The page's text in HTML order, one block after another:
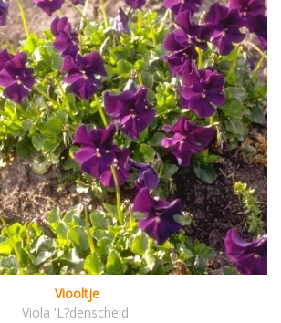
Viooltje
Viola 'L?denscheid'